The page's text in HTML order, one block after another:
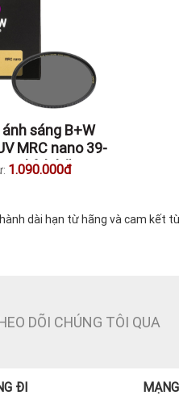
sáng B+W
MRC nano 39-
| Chính hãng
1.090.000đ
dài hạn từ hãng và cam kết
DÕI CHÚNG TÔI QUA
ĐI